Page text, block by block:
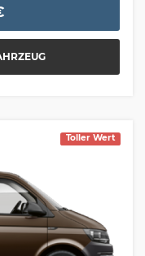
Toller Wert